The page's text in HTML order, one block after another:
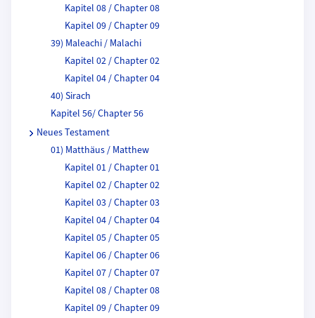
Kapitel 08 / Chapter 08
Kapitel 09 / Chapter 09
39) Maleachi / Malachi
Kapitel 02 / Chapter 02
Kapitel 04 / Chapter 04
40) Sirach
Kapitel 56/ Chapter 56
Neues Testament
01) Matthäus / Matthew
Kapitel 01 / Chapter 01
Kapitel 02 / Chapter 02
Kapitel 03 / Chapter 03
Kapitel 04 / Chapter 04
Kapitel 05 / Chapter 05
Kapitel 06 / Chapter 06
Kapitel 07 / Chapter 07
Kapitel 08 / Chapter 08
Kapitel 09 / Chapter 09